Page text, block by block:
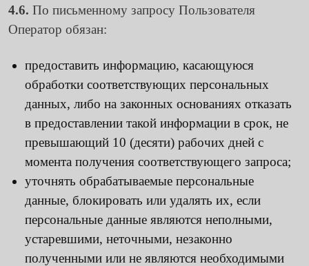
4.6. По письменному запросу Пользователя
Оператор обязан:
предоставить информацию, касающуюся
обработки соответствующих персональных
данных, либо на законных основаниях отказать
в предоставлении такой информации в срок, не
превышающий 10 (десяти) рабочих дней с
момента получения соответствующего запроса;
уточнять обрабатываемые персональные
данные, блокировать или удалять их, если
персональные данные являются неполными,
устаревшими, неточными, незаконно
полученными или не являются необходимыми